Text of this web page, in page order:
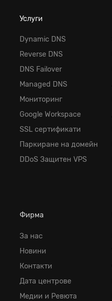
Услуги
Dynamic DNS
Reverse DNS
DNS Failover
Managed DNS
Мониторинг
Google Workspace
SSL сертификати
Паркиране на домейн
DDoS Защитен VPS
Фирма
За нас
Новини
Контакти
Дата центрове
Медии и Ревюта